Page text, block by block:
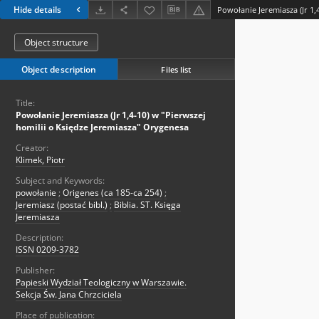
Hide details
Object structure
Object description Files list
Title:
Powołanie Jeremiasza (Jr 1,4-10) w "Pierwszej
homilii o Księdze Jeremiasza" Orygenesa
Creator:
Klimek, Piotr
Subject and Keywords:
powołanie ; Origenes (ca 185-ca 254) ;
Jeremiasz (postać bibl.) ; Biblia. ST. Księga
Jeremiasza
Description:
ISSN 0209-3782
Publisher:
Papieski Wydział Teologiczny w Warszawie.
Sekcja Św. Jana Chrzciciela
Place of publication: